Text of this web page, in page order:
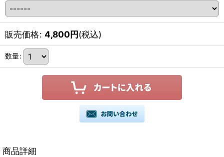
販売価格: 4,800円(税込)
数量:
商品詳細